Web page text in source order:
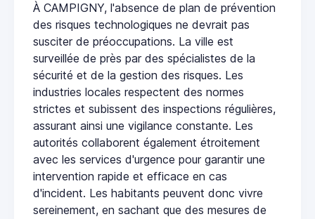
À CAMPIGNY, l'absence de plan de prévention
des risques technologiques ne devrait pas
susciter de préoccupations. La ville est
surveillée de près par des spécialistes de la
sécurité et de la gestion des risques. Les
industries locales respectent des normes
strictes et subissent des inspections régulières,
assurant ainsi une vigilance constante. Les
autorités collaborent également étroitement
avec les services d'urgence pour garantir une
intervention rapide et efficace en cas
d'incident. Les habitants peuvent donc vivre
sereinement, en sachant que des mesures de